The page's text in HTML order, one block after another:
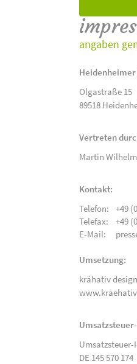
angaben
Heidenheimer
Olgastraße 15
89518
Vertreten
Martin
Kontakt:
Telefon:
+49
Telefax:
+49
E-Mail:
Umsetzung:
krähativ
DE 145 570 174